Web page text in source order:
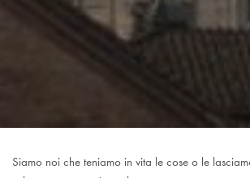
Siamo noi che teniamo in vita le cose o le